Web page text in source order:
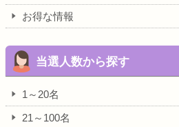
お得な情報
当選人数から探す
1～20名
21～100名